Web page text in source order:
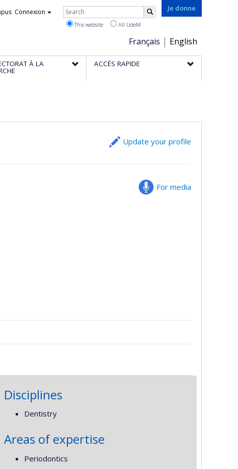
Je donne
Choix
de
la
Français English
Connexion Rechercher
This website All UdeM
À LA ACCÈS RAPIDE
Update your profile
For media
Disciplines
Dentistry
Areas of expertise
Periodontics